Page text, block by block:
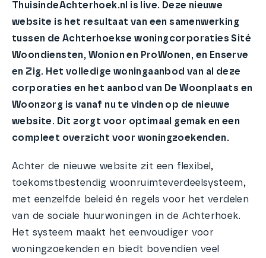
ThuisindeAchterhoek.nl is live. Deze nieuwe
website is het resultaat van een samenwerking
tussen de Achterhoekse woningcorporaties Sité
Woondiensten, Wonion en ProWonen, en Enserve
en Zig. Het volledige woningaanbod van al deze
corporaties en het aanbod van De Woonplaats en
Woonzorg is vanaf nu te vinden op de nieuwe
website. Dit zorgt voor optimaal gemak en een
compleet overzicht voor woningzoekenden.
Achter de nieuwe website zit een flexibel,
toekomstbestendig woonruimteverdeelsysteem,
met eenzelfde beleid én regels voor het verdelen
van de sociale huurwoningen in de Achterhoek.
Het systeem maakt het eenvoudiger voor
woningzoekenden en biedt bovendien veel